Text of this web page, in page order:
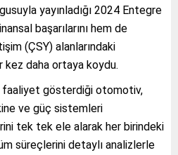
yayınladığı 2024 Entegre
başarılarını hem de
(ÇSY) alanlarındaki
kez daha ortaya koydu.
faaliyet gösterdiği otomotiv,
ve güç sistemleri
tek tek ele alarak her birindeki
süreçlerini detaylı analizlerle